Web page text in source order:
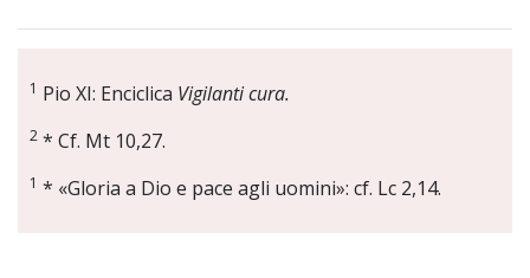
1 Pio XI: Enciclica Vigilanti cura.
2 * Cf. Mt 10,27.
1 * «Gloria a Dio e pace agli uomini»: cf. Lc 2,14.